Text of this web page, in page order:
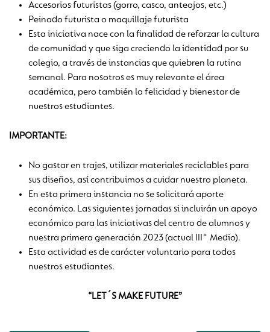
Accesorios futuristas (gorro, casco, anteojos, etc.)
Peinado futurista o maquillaje futurista
Esta iniciativa nace con la finalidad de reforzar la cultura
de comunidad y que siga creciendo la identidad por su
colegio, a través de instancias que quiebren la rutina
semanal. Para nosotros es muy relevante el área
académica, pero también la felicidad y bienestar de
nuestros estudiantes.
IMPORTANTE:
No gastar en trajes, utilizar materiales reciclables para
sus diseños, así contribuimos a cuidar nuestro planeta.
En esta primera instancia no se solicitará aporte
económico. Las siguientes jornadas si incluirán un apoyo
económico para las iniciativas del centro de alumnos y
nuestra primera generación 2023 (actual III° Medio).
Esta actividad es de carácter voluntario para todos
nuestros estudiantes.
“LET´S MAKE FUTURE”